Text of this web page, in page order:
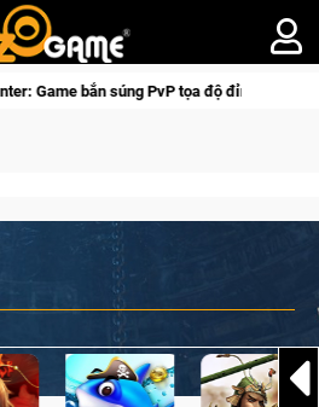
bắn súng PvP tọa độ đỉnh cao đưa bạn